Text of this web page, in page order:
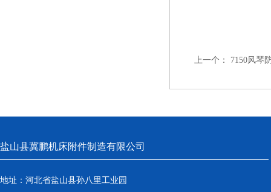
上一个： 7150风琴
盐山县冀鹏机床附件制造有限公司
地址：河北省盐山县孙八里工业园